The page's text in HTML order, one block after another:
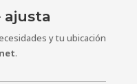
ajusta
y tu ubicación
.